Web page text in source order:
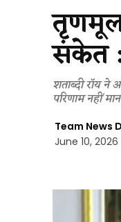
संकेत :
शताब्दी रॉय ने
परिणाम नहीं
Team News
June 10, 2026